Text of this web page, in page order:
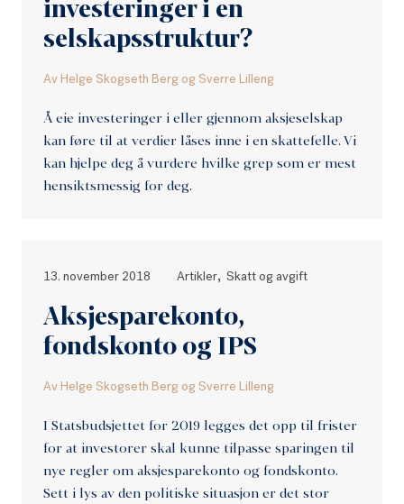
investeringer i en
selskapsstruktur?
Av Helge Skogseth Berg og Sverre Lilleng
Å eie investeringer i eller gjennom aksjeselskap
kan føre til at verdier låses inne i en skattefelle. Vi
kan hjelpe deg å vurdere hvilke grep som er mest
hensiktsmessig for deg.
13. november 2018 Artikler, Skatt og avgift
Aksjesparekonto,
fondskonto og IPS
Av Helge Skogseth Berg og Sverre Lilleng
I Statsbudsjettet for 2019 legges det opp til frister
for at investorer skal kunne tilpasse sparingen til
nye regler om aksjesparekonto og fondskonto.
Sett i lys av den politiske situasjon er det stor